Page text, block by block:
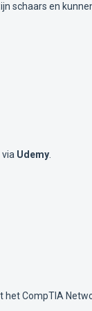
schaars en
Udemy
CompTIA